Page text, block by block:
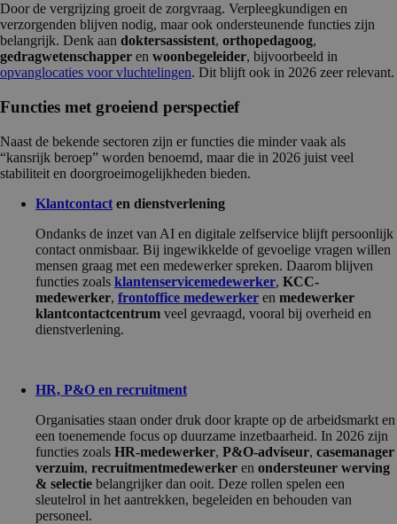
Door de vergrijzing groeit de zorgvraag. Verpleegkundigen en
verzorgenden blijven nodig, maar ook ondersteunende functies zijn
belangrijk. Denk aan doktersassistent, orthopedagoog,
gedragwetenschapper en woonbegeleider, bijvoorbeeld in
opvanglocaties voor vluchtelingen. Dit blijft ook in 2026 zeer relevant.
Functies met groeiend perspectief
Naast de bekende sectoren zijn er functies die minder vaak als
“kansrijk beroep” worden benoemd, maar die in 2026 juist veel
stabiliteit en doorgroeimogelijkheden bieden.
Klantcontact en dienstverlening
Ondanks de inzet van AI en digitale zelfservice blijft persoonlijk
contact onmisbaar. Bij ingewikkelde of gevoelige vragen willen
mensen graag met een medewerker spreken. Daarom blijven
functies zoals klantenservicemedewerker, KCC-
medewerker, frontoffice medewerker en medewerker
klantcontactcentrum veel gevraagd, vooral bij overheid en
dienstverlening.
HR, P&O en recruitment
Organisaties staan onder druk door krapte op de arbeidsmarkt en
een toenemende focus op duurzame inzetbaarheid. In 2026 zijn
functies zoals HR-medewerker, P&O-adviseur, casemanager
verzuim, recruitmentmedewerker en ondersteuner werving
& selectie belangrijker dan ooit. Deze rollen spelen een
sleutelrol in het aantrekken, begeleiden en behouden van
personeel.